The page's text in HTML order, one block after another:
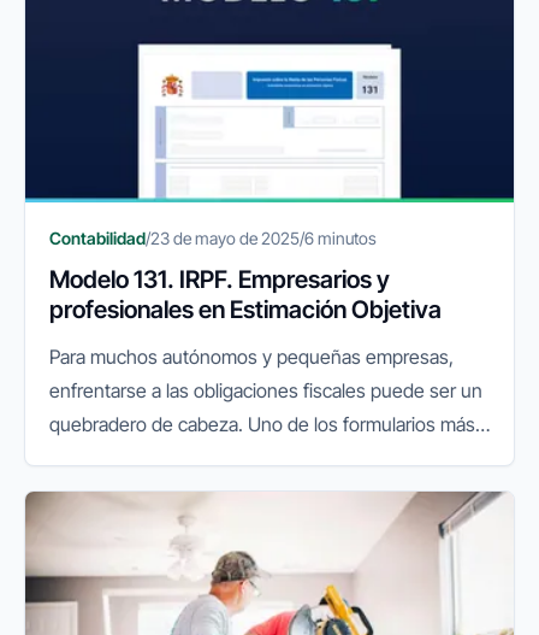
Contabilidad/23 de mayo de 2025/6 minutos
Modelo 131. IRPF. Empresarios y
profesionales en Estimación Objetiva
Para muchos autónomos y pequeñas empresas,
enfrentarse a las obligaciones fiscales puede ser un
quebradero de cabeza. Uno de los formularios más
Si tributas por el régimen...